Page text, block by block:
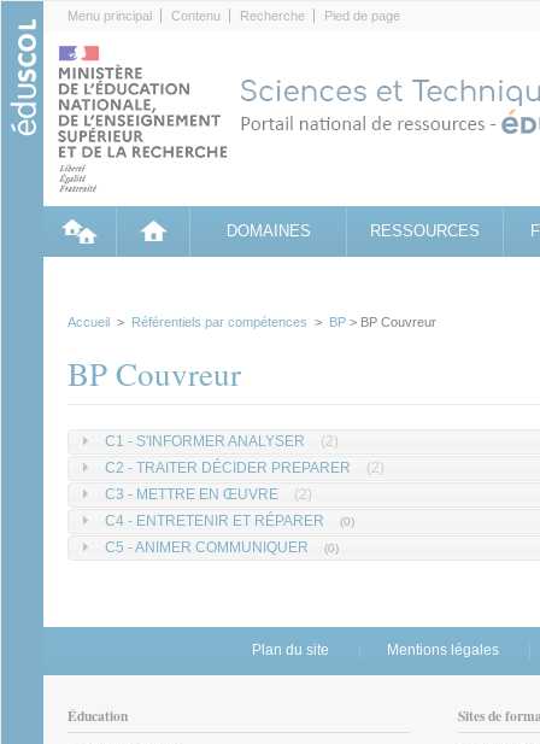
Menu principal Contenu Recherche Pied de page
DOMAINES RESSOURCES
Accueil > Référentiels par compétences > BP > BP Couvreur
BP Couvreur
C1 - S'INFORMER ANALYSER
(2)
C2 - TRAITER DÉCIDER PREPARER
(2)
C3 - METTRE EN ŒUVRE
(2)
C4 - ENTRETENIR ET RÉPARER
(0)
C5 - ANIMER COMMUNIQUER (0)
Plan du site Mentions légales
Éducation Sites de